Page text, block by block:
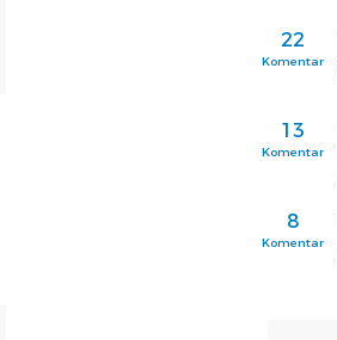
22
Komentar
13
Komentar
8
Komentar